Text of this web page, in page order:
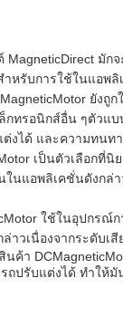
MagneticDirect มั
หรับการใช้ในแอพ
ยัง
กทรอนิกส์อื่น ๆตัวแ
งได้ และความทนท
เป็นตัวเลือก
ในแอพลิเคชั่นดังก
ใช้ในอุปกรณ์
ล่าวเนื่องจากระดับ
นค้า
ถปรับแต่งได้ ทําให้